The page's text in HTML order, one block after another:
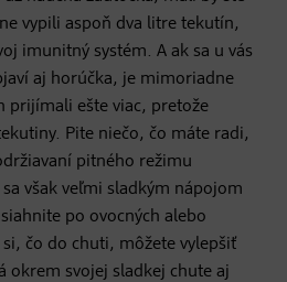
vypili aspoň dva litre tekutín,
imunitný systém. A ak sa u vás
aj horúčka, je mimoriadne
prijímali ešte viac, pretože
Pite niečo, čo máte radi,
pitného režimu
však veľmi sladkým nápojom
po ovocných alebo
čo do chuti, môžete vylepšiť
okrem svojej sladkej chute aj